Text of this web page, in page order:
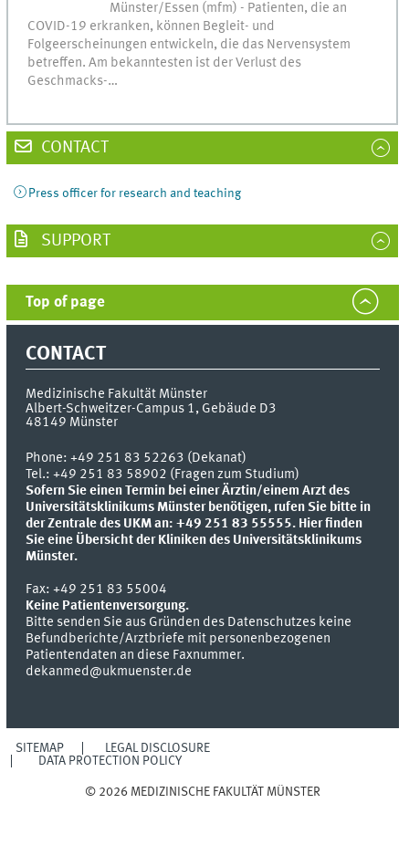
Münster/Essen (mfm) - Patienten, die an
COVID-19 erkranken, können Begleit- und
Folgeerscheinungen entwickeln, die das Nervensystem
betreffen. Am bekanntesten ist der Verlust des
Geschmacks-…
CONTACT
Press officer for research and teaching
SUPPORT
Top of page
CONTACT
Medizinische Fakultät Münster
Albert-Schweitzer-Campus 1, Gebäude D3
48149 Münster
Phone:+49 251 83 52263 (Dekanat)
Tel.: +49 251 83 58902 (Fragen zum Studium)
Sofern Sie einen Termin bei einer Ärztin/einem Arzt des
Universitätsklinikums Münster benötigen, rufen Sie bitte in
der Zentrale des UKM an: +49 251 83 55555. Hier finden
Sie eine Übersicht der Kliniken des Universitätsklinikums
Münster.
Fax:+49 251 83 55004
Keine Patientenversorgung.
Bitte senden Sie aus Gründen des Datenschutzes keine
Befundberichte/Arztbriefe mit personenbezogenen
Patientendaten an diese Faxnummer.
dekanmed@ukmuenster.de
SITEMAP
LEGAL DISCLOSURE
DATA PROTECTION POLICY
© 2026 MEDIZINISCHE FAKULTÄT MÜNSTER